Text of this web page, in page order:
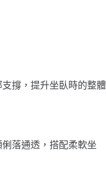
撐，提升坐臥時的整體
落通透，搭配柔軟坐